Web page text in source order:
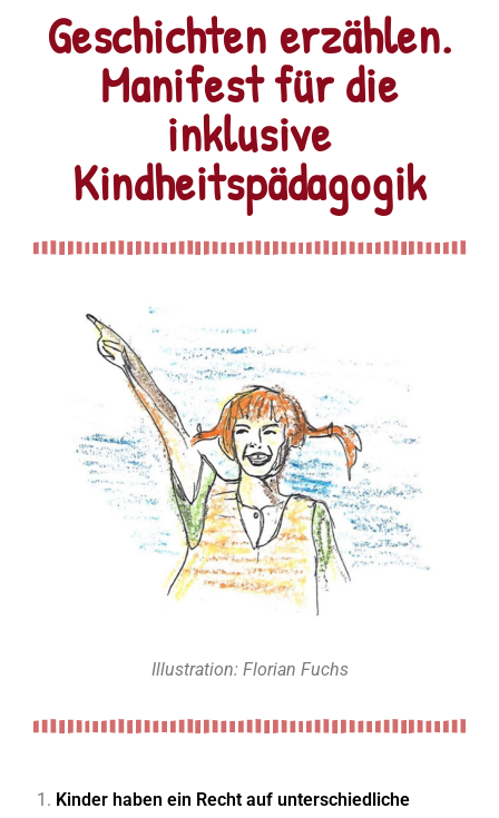
Geschichten erzählen.
Manifest für die
inklusive
Kindheitspädagogik
Illustration: Florian Fuchs
Kinder haben ein Recht auf unterschiedliche